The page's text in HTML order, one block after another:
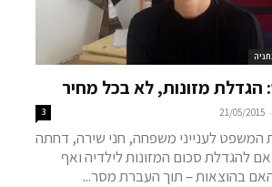
מזונות, לא בכל מחיר
-
21/05/2015
3
המשפט לענייני משפחה, חני שירה, דחתה
להגדלת סכום המזונות לילדיה ואף
בהוצאות – תוך העברת מסר...